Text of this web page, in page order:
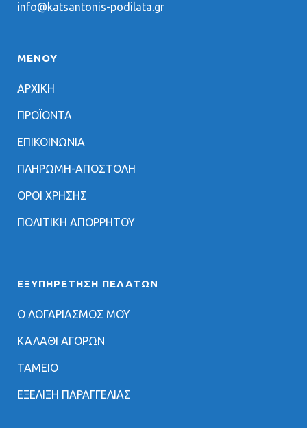
info@katsantonis-podilata.gr
ΜΕΝΟΥ
ΑΡΧΙΚΗ
ΠΡΟΪΟΝΤΑ
ΕΠΙΚΟΙΝΩΝΙΑ
ΠΛΗΡΩΜΗ-ΑΠΟΣΤΟΛΗ
ΟΡΟΙ ΧΡΗΣΗΣ
ΠΟΛΙΤΙΚΗ ΑΠΟΡΡΗΤΟΥ
ΕΞΥΠΗΡΈΤΗΣΗ ΠΕΛΑΤΏΝ
Ο ΛΟΓΑΡΙΑΣΜΟΣ ΜΟΥ
ΚΑΛΑΘΙ ΑΓΟΡΩΝ
ΤΑΜΕΙΟ
ΕΞΕΛΙΞΗ ΠΑΡΑΓΓΕΛΙΑΣ